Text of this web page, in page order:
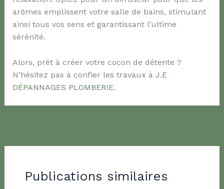
arômes emplissent votre salle de bains, stimulant
ainsi tous vos sens et garantissant l’ultime
sérénité.
Alors, prêt à créer votre cocon de détente ?
N’hésitez pas à confier les travaux à J.E
DÉPANNAGES PLOMBERIE.
Publications similaires